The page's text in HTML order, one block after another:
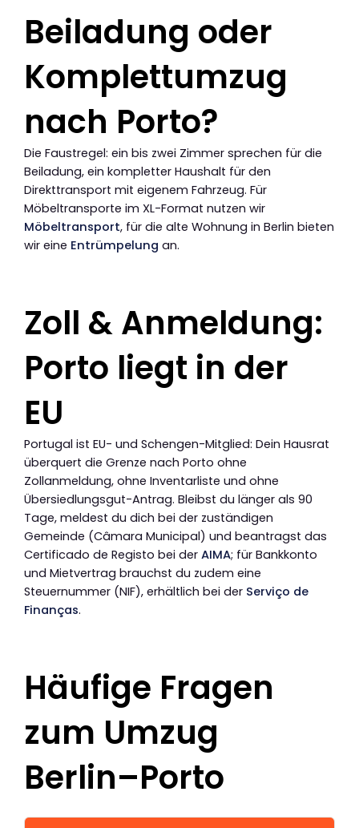
Beiladung oder
Komplettumzug
nach Porto?
Die Faustregel: ein bis zwei Zimmer sprechen für die
Beiladung, ein kompletter Haushalt für den
Direkttransport mit eigenem Fahrzeug. Für
Möbeltransporte im XL-Format nutzen wir
Möbeltransport, für die alte Wohnung in Berlin bieten
wir eine Entrümpelung an.
Zoll & Anmeldung:
Porto liegt in der
EU
Portugal ist EU- und Schengen-Mitglied: Dein Hausrat
überquert die Grenze nach Porto ohne
Zollanmeldung, ohne Inventarliste und ohne
Übersiedlungsgut-Antrag. Bleibst du länger als 90
Tage, meldest du dich bei der zuständigen
Gemeinde (Câmara Municipal) und beantragst das
Certificado de Registo bei der AIMA; für Bankkonto
und Mietvertrag brauchst du zudem eine
Steuernummer (NIF), erhältlich bei der Serviço de
Finanças.
Häufige Fragen
zum Umzug
Berlin–Porto